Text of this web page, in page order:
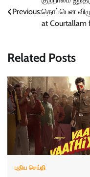
navigation
Previous:தொப்பென
at Courtallam
Related Posts
புதிய செய்தி